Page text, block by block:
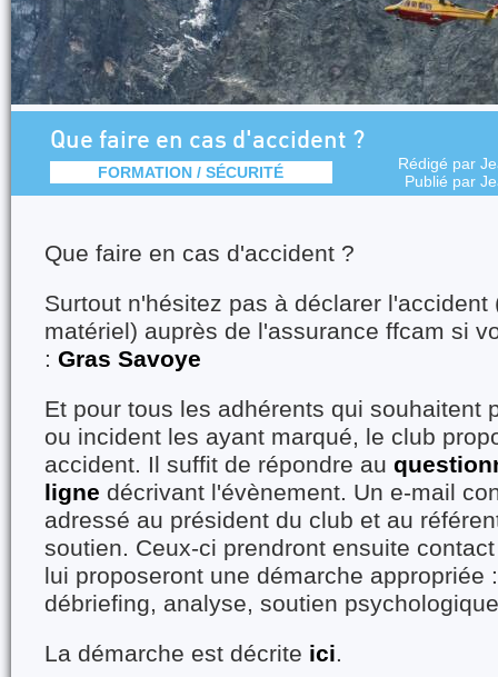
Que faire en cas d'accident ?
FORMATION / SÉCURITÉ Rédigé par
Publié par
Que faire en cas d'accident ?
Surtout n'hésitez pas à déclarer l'accident
matériel) auprès de l'assurance ffcam si
: Gras Savoye
Et pour tous les adhérents qui souhaitent
ou incident les ayant marqué, le club
accident. Il suffit de répondre au
ligne décrivant l'évènement. Un e-mail
adressé au président du club et au
soutien. Ceux-ci prendront ensuite
lui proposeront une démarche appropriée
débriefing, analyse, soutien
La démarche est décrite ici.